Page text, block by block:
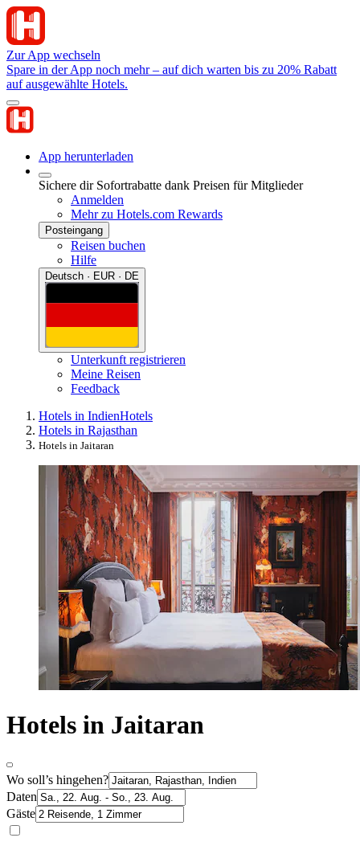
Zur App wechseln
Spare in der App noch mehr – auf dich warten bis zu 20% Rabatt
auf ausgewählte Hotels.
App herunterladen
Sichere dir Sofortrabatte dank Preisen für Mitglieder
Anmelden
Mehr zu Hotels.com Rewards
Posteingang
Reisen buchen
Hilfe
Deutsch · EUR · DE
Unterkunft registrieren
Meine Reisen
Feedback
Hotels in IndienHotels
Hotels in Rajasthan
Hotels in Jaitaran
Hotels in Jaitaran
Wo soll’s hingehen?
Daten
Gäste